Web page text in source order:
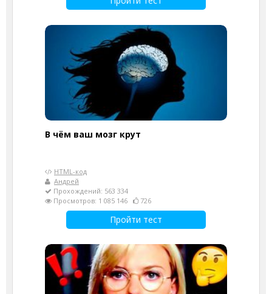
В чём ваш мозг крут
HTML-код
Андрей
Прохождений: 563 334
Просмотров: 1 085 146
726
Пройти тест